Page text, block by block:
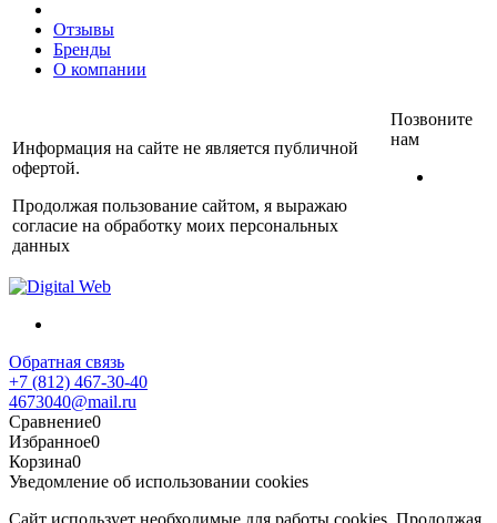
Отзывы
Бренды
О компании
Информация на сайте не является публичной
офертой.
Продолжая пользование сайтом, я выражаю
согласие на обработку моих персональных
данных
Позвоните
нам
Обратная связь
+7 (812) 467-30-40
4673040@mail.ru
Сравнение0
Избранное0
Корзина0
Уведомление об использовании cookies
Сайт использует необходимые для работы cookies. Продолжая